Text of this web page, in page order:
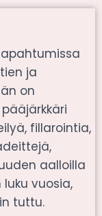
ja
on
fillarointia,
aalloilla
vuosia,
tuttu.